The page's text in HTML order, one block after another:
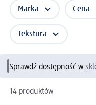
Marka Cena
Tekstura
Sprawdź dostępność w
14 produktów